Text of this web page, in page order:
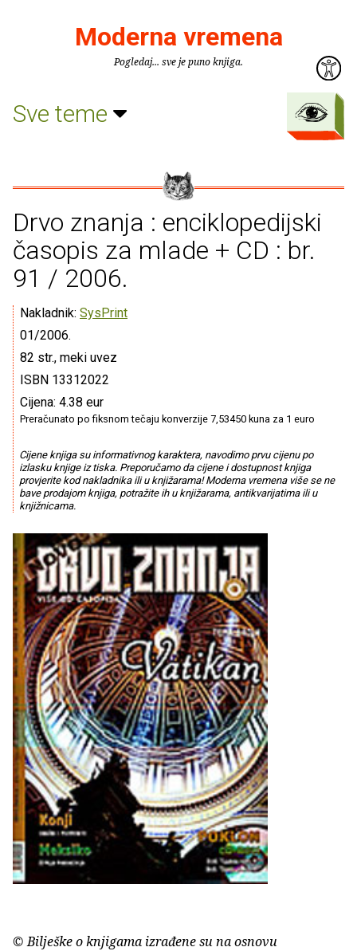
Moderna vremena
Pogledaj... sve je puno knjiga.
Sve teme
Drvo znanja : enciklopedijski
časopis za mlade + CD : br.
91 / 2006.
Nakladnik: SysPrint
01/2006.
82 str., meki uvez
ISBN 13312022
Cijena: 4.38 eur
Preračunato po fiksnom tečaju konverzije 7,53450 kuna za 1 euro
Cijene knjiga su informativnog karaktera, navodimo prvu cijenu po
izlasku knjige iz tiska. Preporučamo da cijene i dostupnost knjiga
provjerite kod nakladnika ili u knjižarama! Moderna vremena više se ne
bave prodajom knjiga, potražite ih u knjižarama, antikvarijatima ili u
knjižnicama.
© Bilješke o knjigama izrađene su na osnovu